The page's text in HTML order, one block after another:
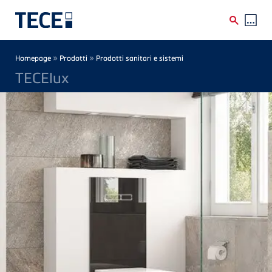
Breadcrumb
Homepage » Prodotti » Prodotti sanitari e sistemi
TECElux